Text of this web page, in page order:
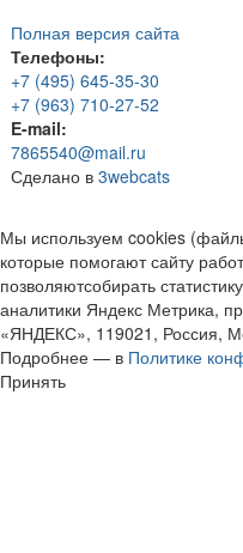
Полная версия сайта
Телефоны:
+7 (495) 645-35-30
+7 (963) 710-27-52
E-mail:
7865540@mail.ru
Сделано в 3webcats
Мы используем cookies
которые помогают сайту
позволяютсобирать
аналитики Яндекс Метрика,
«ЯНДЕКС», 119021, Россия,
Подробнее — в Политике
Принять